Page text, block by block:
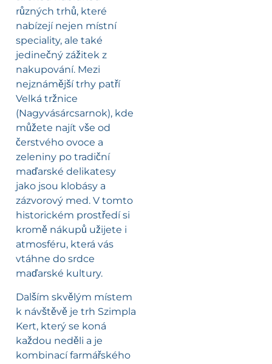
různých trhů, které
nabízejí nejen místní
speciality, ale také
jedinečný zážitek z
nakupování. Mezi
nejznámější trhy patří
Velká tržnice
(Nagyvásárcsarnok), kde
můžete najít vše od
čerstvého ovoce a
zeleniny po tradiční
maďarské delikatesy
jako jsou klobásy a
zázvorový med. V tomto
historickém prostředí si
kromě nákupů užijete i
atmosféru, která vás
vtáhne do srdce
maďarské kultury.
Dalším skvělým místem
k návštěvě je trh Szimpla
Kert, který se koná
každou neděli a je
kombinací farmářského